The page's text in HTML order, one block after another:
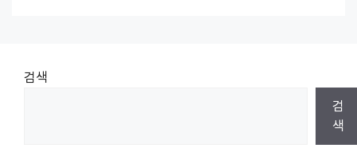
검색
검
색